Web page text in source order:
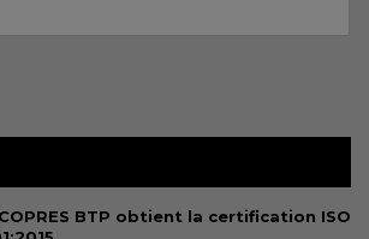
BTP obtient la certification ISO